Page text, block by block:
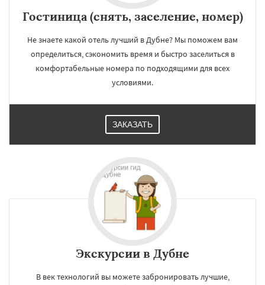
Гостиница (снять, заселение, номер)
Не знаете какой отель лучший в Дубне? Мы поможем вам
определиться, сэкономить время и быстро заселиться в
комфортабельные номера по подходящими для всех
условиями.
ЗАКАЗАТЬ
Экскурсии в Дубне
В век технологий вы можете забронировать лучшие,